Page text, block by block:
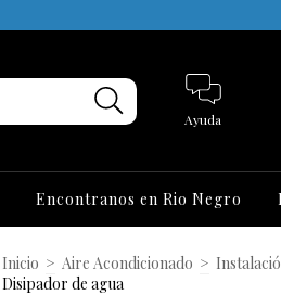
Ayuda
Encontranos en Rio Negro
Inicio > Aire Acondicionado >
Disipador de agua